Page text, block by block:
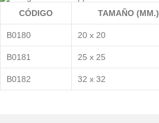
CÓDIGO TAMAÑO (MM.)
B0180 20 x 20
B0181 25 x 25
B0182 32 x 32